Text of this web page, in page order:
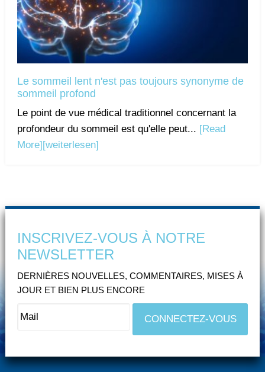
Le sommeil lent n'est pas toujours synonyme de
sommeil profond
Le point de vue médical traditionnel concernant la
profondeur du sommeil est qu'elle peut... [Read
More] [weiterlesen]
INSCRIVEZ-VOUS À NOTRE
NEWSLETTER
DERNIÈRES NOUVELLES, COMMENTAIRES, MISES À
JOUR ET BIEN PLUS ENCORE